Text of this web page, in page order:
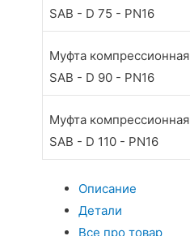
SAB - D 75 - PN16
Муфта компрессионная
SAB - D 90 - PN16
Муфта компрессионная
SAB - D 110 - PN16
Описание
Детали
Все про товар